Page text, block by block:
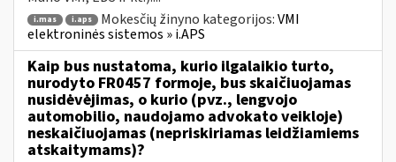
i.mas i.aps Mokesčių žinyno kategorijos:VMI
elektroninės sistemos » i.APS
Kaip bus nustatoma, kurio ilgalaikio turto,
nurodyto FR0457 formoje, bus skaičiuojamas
nusidėvėjimas, o kurio (pvz., lengvojo
automobilio, naudojamo advokato veikloje)
neskaičiuojamas (nepriskiriamas leidžiamiems
atskaitymams)?